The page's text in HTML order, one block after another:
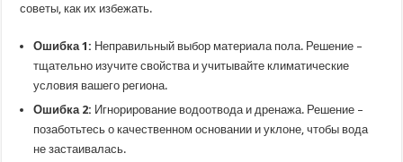
советы, как их избежать.
Ошибка 1: Неправильный выбор материала пола. Решение –
тщательно изучите свойства и учитывайте климатические
условия вашего региона.
Ошибка 2: Игнорирование водоотвода и дренажа. Решение –
позаботьтесь о качественном основании и уклоне, чтобы вода
не застаивалась.